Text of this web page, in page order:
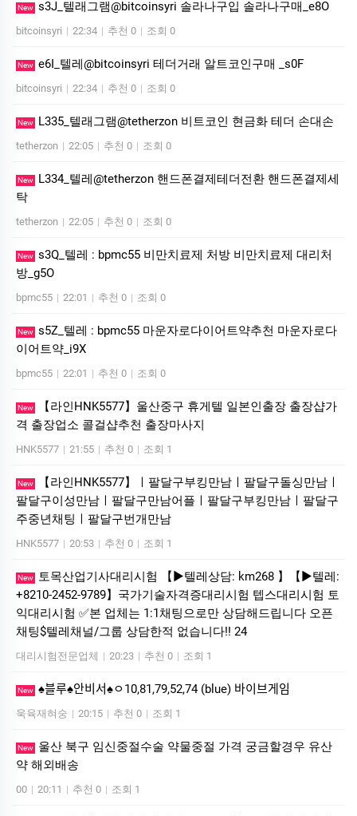
New s3J_텔래그램@bitcoinsyri 솔라나구입 솔라나구매_e8O
bitcoinsyri | 22:34 | 추천 0 | 조회 0
New e6I_텔레@bitcoinsyri 테더거래 알트코인구매 _s0F
bitcoinsyri | 22:34 | 추천 0 | 조회 0
New L335_텔래그램@tetherzon 비트코인 현금화 테더 손대손
tetherzon | 22:05 | 추천 0 | 조회 0
New
L334_텔레@tetherzon 핸드폰결제테더전환 핸드폰결제세
탁
tetherzon | 22:05 | 추천 0 | 조회 0
New s3Q_텔레 : bpmc55 비만치료제 처방 비만치료제 대리처
방_g5O
bpmc55 | 22:01 | 추천 0 | 조회 0
New s5Z_텔레 : bpmc55 마운자로다이어트약추천 마운자로다
이어트약_i9X
bpmc55 | 22:01 | 추천 0 | 조회 0
New
【라인HNK5577】울산중구 휴게텔 일본인출장 출장샵가
격 출장업소 콜걸샵추천 출장마사지
HNK5577 | 21:55 | 추천 0 | 조회 1
New
【라인HNK5577】ㅣ팔달구부킹만남ㅣ팔달구돌싱만남ㅣ
팔달구이성만남ㅣ팔달구만남어플ㅣ팔달구부킹만남ㅣ팔달구
주중년채팅ㅣ팔달구번개만남
HNK5577 | 20:53 | 추천 0 | 조회 1
New
토목산업기사대리시험 【▶텔레상담: km268 】【▶텔레:
+8210-2452-9789】국가기술자격증대리시험 텝스대리시험 토
익대리시험 ✅본 업체는 1:1채팅으로만 상담해드립니다 오픈
채팅$텔레채널/그룹 상담한적 없습니다!! 24
대리시험전문업체 | 20:23 | 추천 0 | 조회 1
New ♠블루♠안비서♠ㅇ10,81,79,52,74 (blue) 바이브게임
욱육재혀숭 | 20:15 | 추천 0 | 조회 1
New
울산 북구 임신중절수술 약물중절 가격 궁금할경우 유산
약 해외배송
00 | 20:11 | 추천 0 | 조회 1